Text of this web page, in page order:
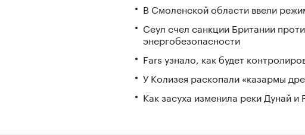
В Смоленской области ввели
Сеул счел санкции Британии
энергобезопасности
Fars узнало, как будет
У Колизея раскопали «казармы
Как засуха изменила реки Дунай